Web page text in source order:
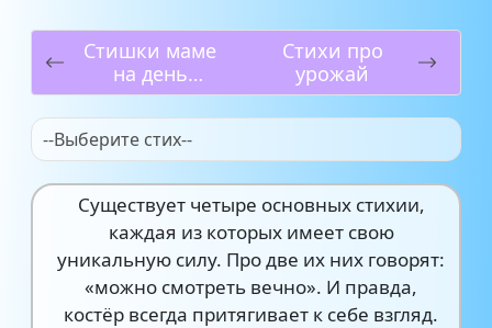
Стишки маме
на день
рождения
Стихи про
урожай
--Выберите стих--
Существует четыре основных стихии,
каждая из которых имеет свою
уникальную силу. Про две их них говорят:
«можно смотреть вечно». И правда,
костёр всегда притягивает к себе взгляд.